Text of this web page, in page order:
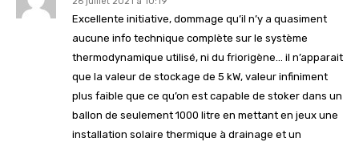
Excellente initiative, dommage qu’il n’y a quasiment
aucune info technique complète sur le système
thermodynamique utilisé, ni du friorigène… il n’apparait
que la valeur de stockage de 5 kW, valeur infiniment
plus faible que ce qu’on est capable de stoker dans un
ballon de seulement 1000 litre en mettant en jeux une
installation solaire thermique à drainage et un